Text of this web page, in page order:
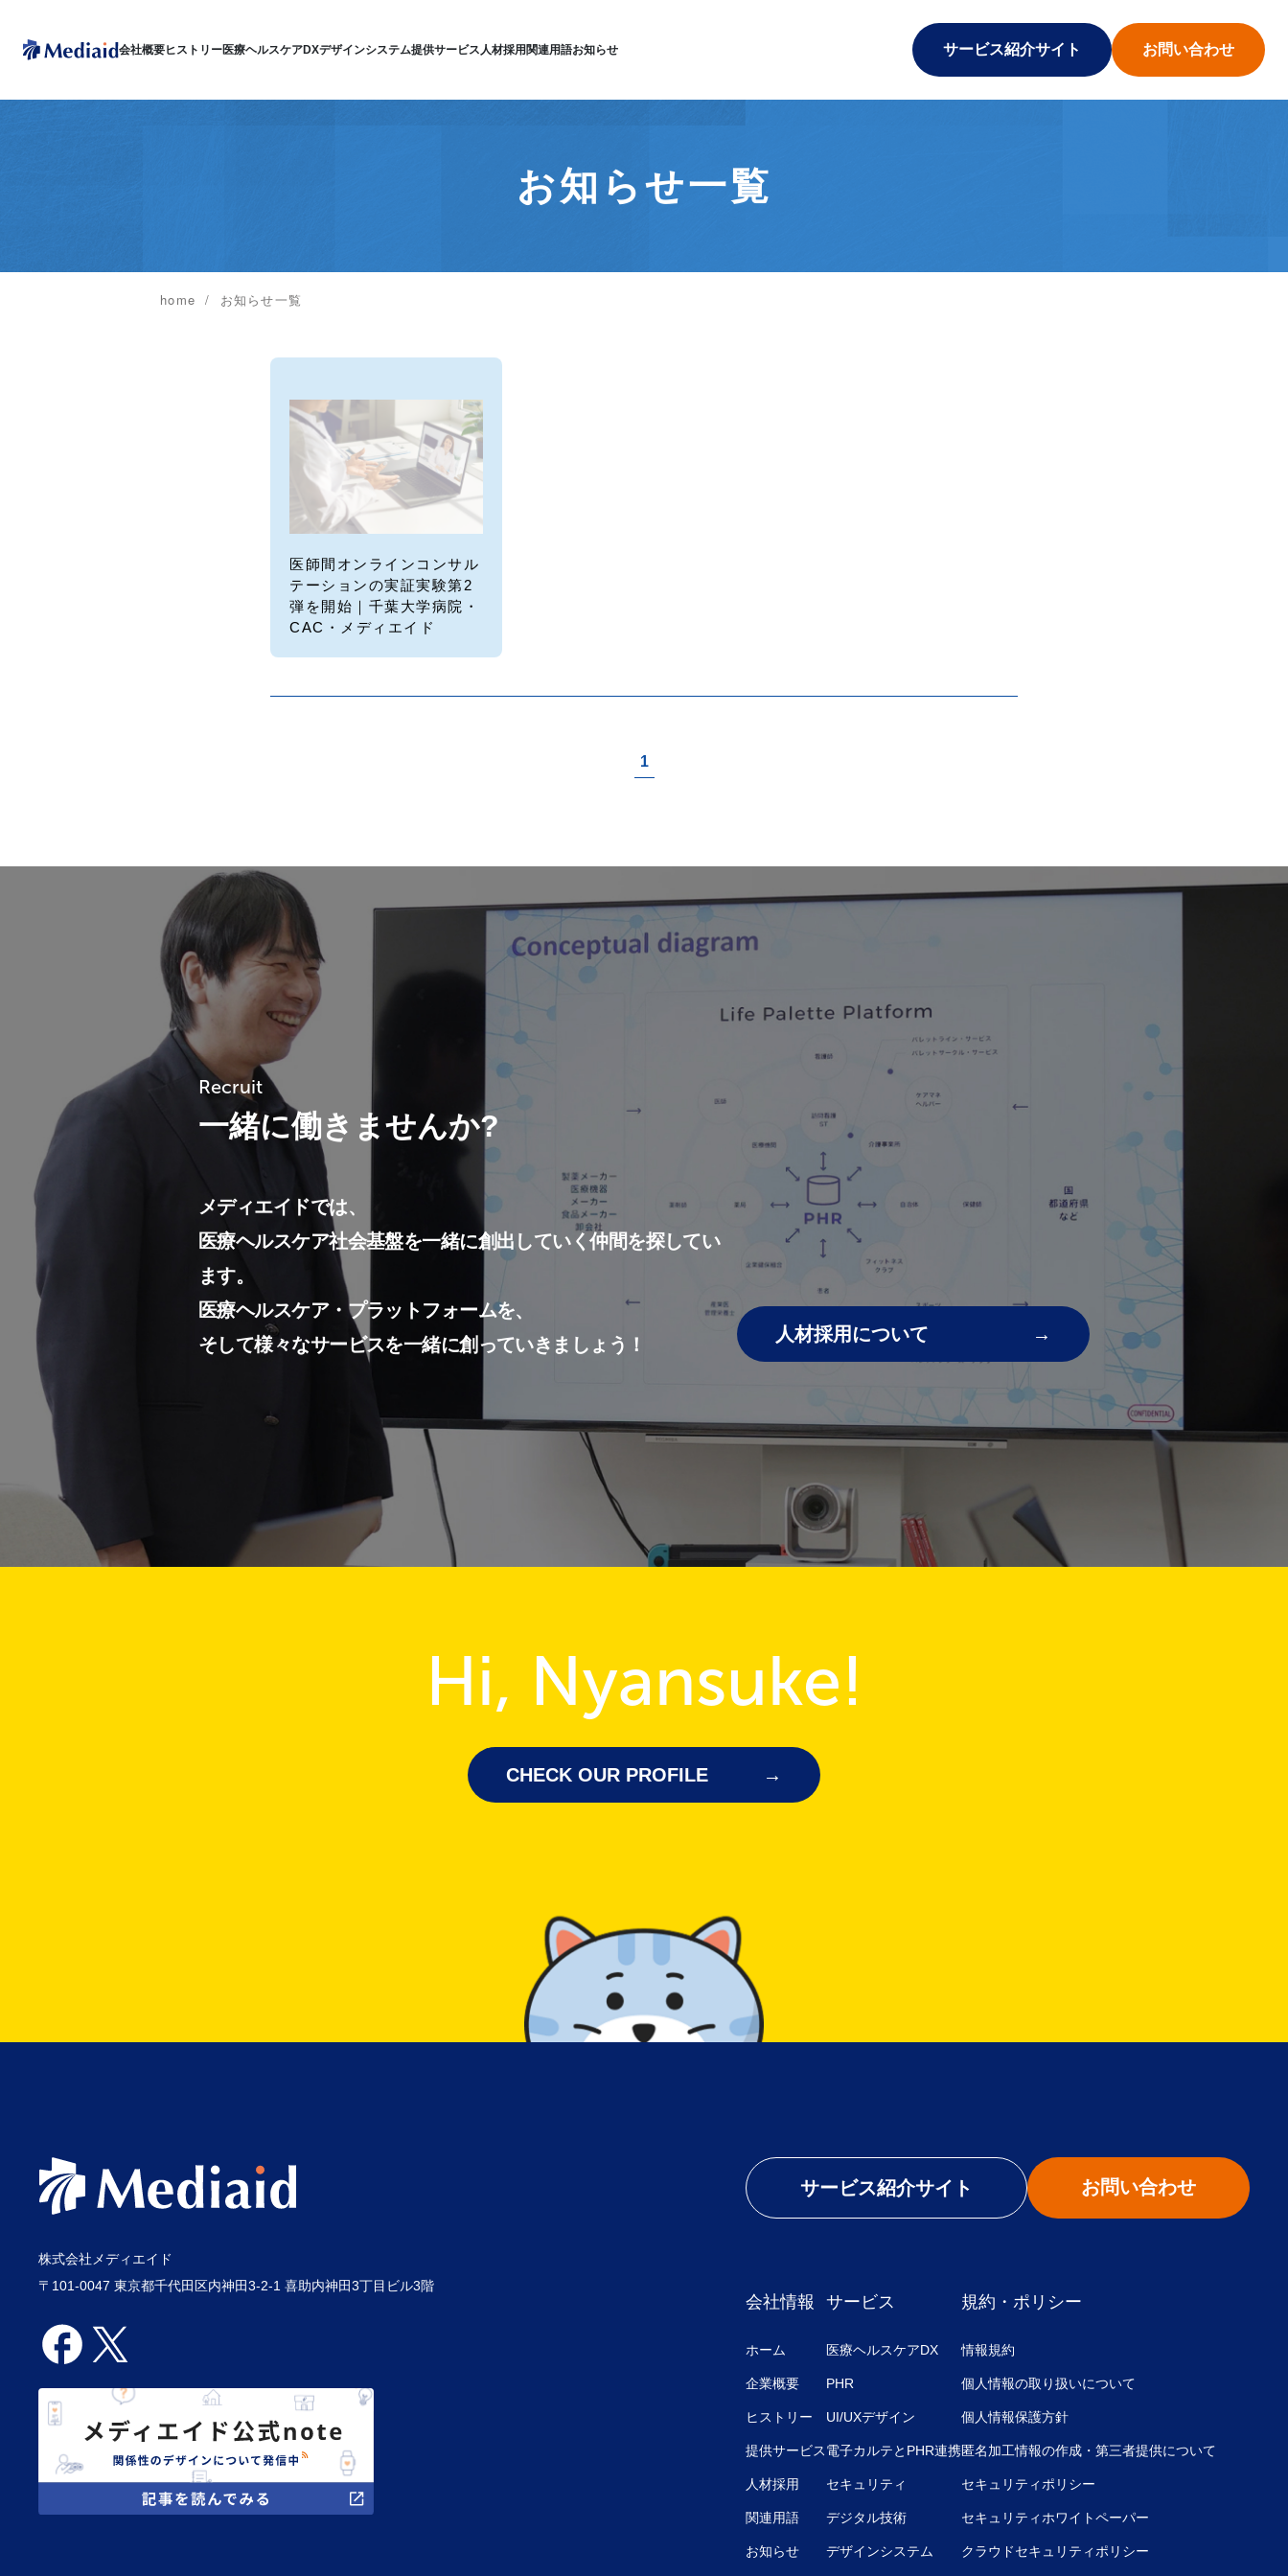
会社概要ヒストリー医療ヘルスケアDXデザインシステム提供サービス 人材採用関連用語お知らせ サービス紹介サイト お問い合わせ
お知らせ一覧
home お知らせ一覧
医師間オンラインコンサル
テーションの実証実験第2
弾を開始｜千葉大学病院・
CAC・メディエイド
1
Recruit
一緒に働きませんか?
メディエイドでは、
医療ヘルスケア社会基盤を一緒に創出していく仲間を探してい
ます。
医療ヘルスケア・プラットフォームを、
そして様々なサービスを一緒に創っていきましょう！
人材採用について
Hi, Nyansuke!
CHECK OUR PROFILE
株式会社メディエイド
〒101-0047 東京都千代田区内神田3-2-1 喜助内神田3丁目ビル3階
サービス紹介サイト お問い合わせ
会社情報
ホーム
企業概要
ヒストリー
提供サービス
人材採用
関連用語
お知らせ
サービス
医療ヘルスケアDX
PHR
UI/UXデザイン
電子カルテとPHR連携
セキュリティ
デジタル技術
デザインシステム
規約・ポリシー
情報規約
個人情報の取り扱いについて
個人情報保護方針
匿名加工情報の作成・第三者提供について
セキュリティポリシー
セキュリティホワイトペーパー
クラウドセキュリティポリシー